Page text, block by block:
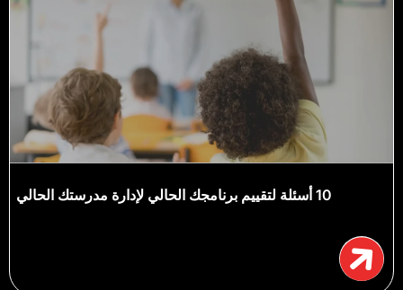
10 أسئلة لتقييم برنامجك الحالي لإدارة مدرستك الحالي